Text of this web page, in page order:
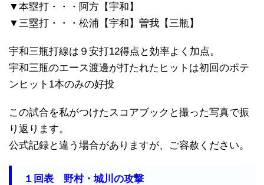
▼本塁打・・・阿方【宇和】
▼三塁打・・・松浦【宇和】曽我【三瓶】
宇和三瓶打線は９安打12得点と効率よく加点。
宇和三瓶のエース渡邊が打たれたヒットは初回のポテ
ンヒット1本のみの好投
この試合を私がつけたスコアブックと撮った写真で振
り返ります。
公式記録と違う場合がありますが、ご容赦ください。
１回表 野村・城川の攻撃